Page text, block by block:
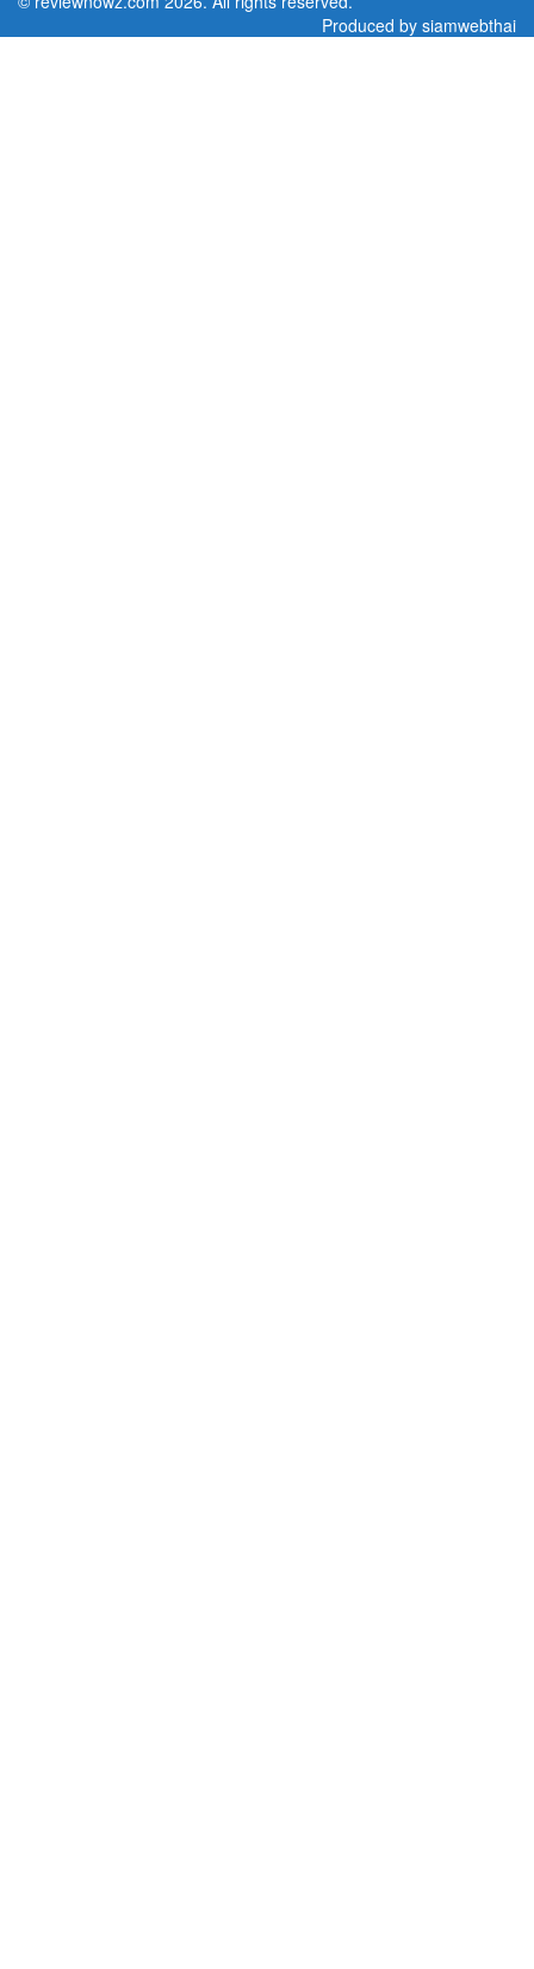
Produced by siamwebthai